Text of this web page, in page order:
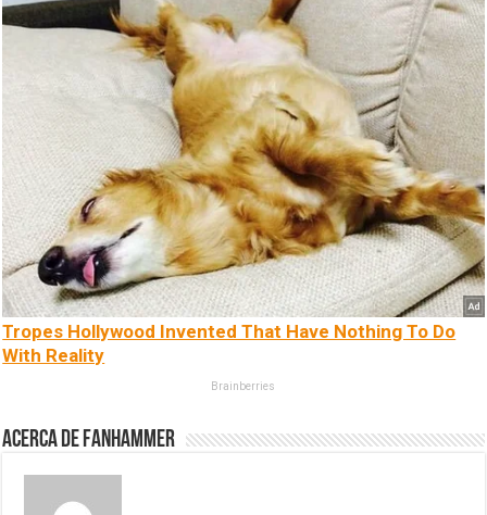
Tropes Hollywood Invented That Have Nothing To Do
With Reality
Brainberries
Acerca de fanhammer